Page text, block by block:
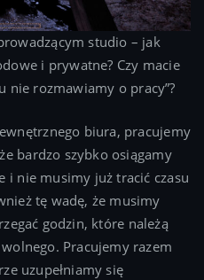
studio – jak
i prywatne? Czy macie
nie rozmawiamy o pracy”?
biura, pracujemy
bardzo szybko osiągamy
i nie musimy już tracić czasu
tę wadę, że musimy
godzin, które należą
Pracujemy razem
uzupełniamy się